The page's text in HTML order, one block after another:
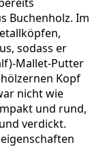
Buchenholz. Im
sodass er
Mallet-Putter
Kopf
nicht wie
und rund,
verdickt.